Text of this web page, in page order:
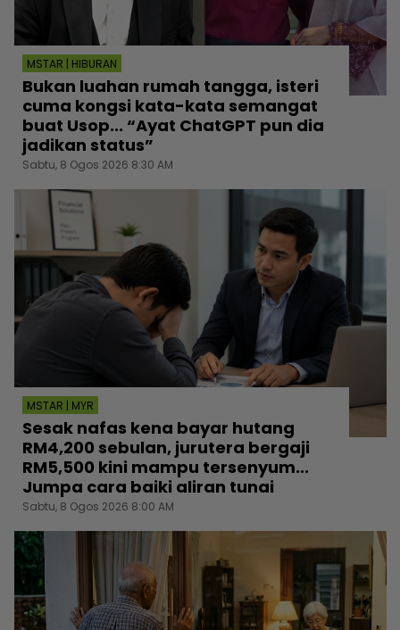
MSTAR | HIBURAN
Bukan luahan rumah tangga, isteri
cuma kongsi kata-kata semangat
buat Usop... “Ayat ChatGPT pun dia
jadikan status”
Sabtu, 8 Ogos 2026 8:30 AM
MSTAR | MYR
Sesak nafas kena bayar hutang
RM4,200 sebulan, jurutera bergaji
RM5,500 kini mampu tersenyum...
Jumpa cara baiki aliran tunai
Sabtu, 8 Ogos 2026 8:00 AM